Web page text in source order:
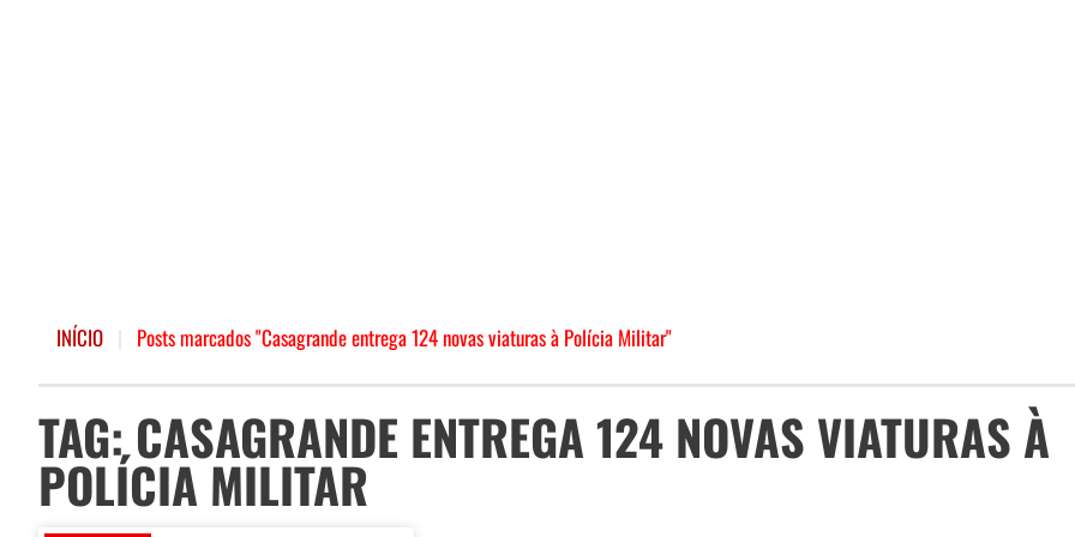
INÍCIO Posts marcados "Casagrande entrega 124 novas viaturas à Polícia Militar"
TAG: CASAGRANDE ENTREGA 124 NOVAS VIATURAS À
POLÍCIA MILITAR